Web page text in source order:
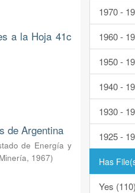
a la Hoja 41c
de Argentina
de Energía y
, 1967)
1970 -
1960 -
1950 -
1940 -
1930 -
1925 -
Has
Yes (110)